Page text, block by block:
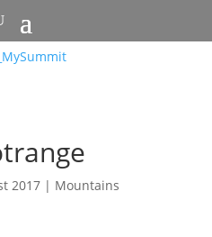
2017| Mountains